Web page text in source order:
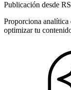
Publicación desde
Proporciona analítica
optimizar tu